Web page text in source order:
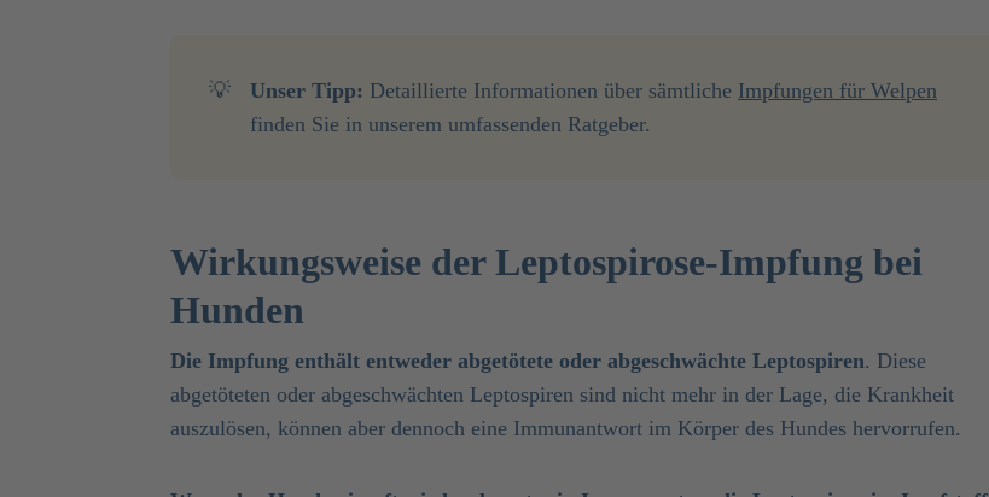
💡 Unser Tipp: Detaillierte Informationen über sämtliche Impfungen für Welpen
finden Sie in unserem umfassenden Ratgeber.
Wirkungsweise der Leptospirose-Impfung bei
Hunden
Die Impfung enthält entweder abgetötete oder abgeschwächte Leptospiren. Diese
abgetöteten oder abgeschwächten Leptospiren sind nicht mehr in der Lage, die Krankheit
auszulösen, können aber dennoch eine Immunantwort im Körper des Hundes hervorrufen.